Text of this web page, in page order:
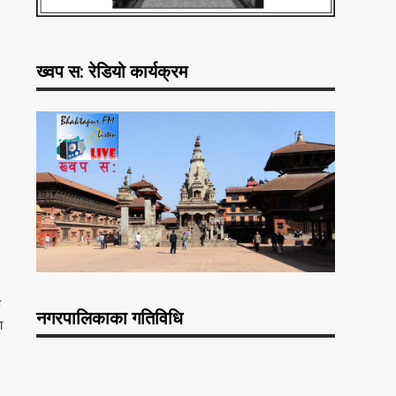
ख्वप स: रेडियो कार्यक्रम
नगरपालिकाका गतिविधि